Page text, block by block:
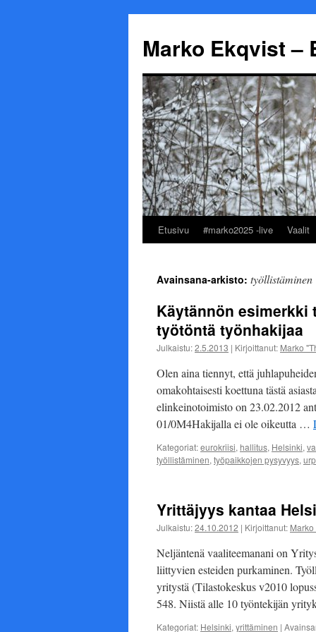
Marko Ekqvist –
Siirry
Etusivu #marko2025 -live Vaalit
Avainsana-arkisto: työllistäminen
Käytännön
työtöntä työnhakijaa
Julkaistu:2.5.2013 | Kirjoittanut: Marko
Olen aina tiennyt, että
omakohtaisesti koettuna tästä
elinkeinotoimisto on 23.02.2012
01/0M4Hakijalla ei ole oikeutta …
Kategoriat:eurokriisi, hallitus, Helsinki,
työllistäminen, työpaikkojen pysyvyys,
Yrittäjyys kantaa
Julkaistu:24.10.2012 | Kirjoittanut:
Neljäntenä vaaliteemanani on
liittyvien esteiden purkaminen.
yritystä (Tilastokeskus v2010
548. Niistä alle 10 työntekijän
Kategoriat: Helsinki, yrittäminen |